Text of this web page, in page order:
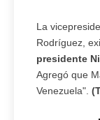
La
Rodríguez,
presidente
Agregó que
Venezuela".